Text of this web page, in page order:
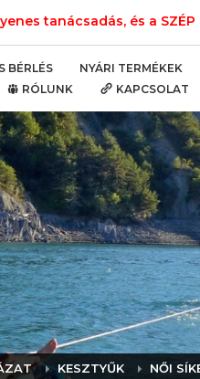
tanácsadás, és a
BÉRLÉS NYÁRI TERMÉKEK
RÓLUNK KAPCSOLAT
KESZTYŰK NŐI